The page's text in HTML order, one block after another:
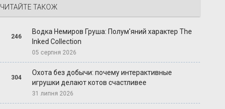
ЧИТАЙТЕ ТАКОЖ
246
Водка Немиров Груша: Полум'яний характер The
Inked Collection
05 серпня 2026
304
Охота без добычи: почему интерактивные
игрушки делают котов счастливее
31 липня 2026